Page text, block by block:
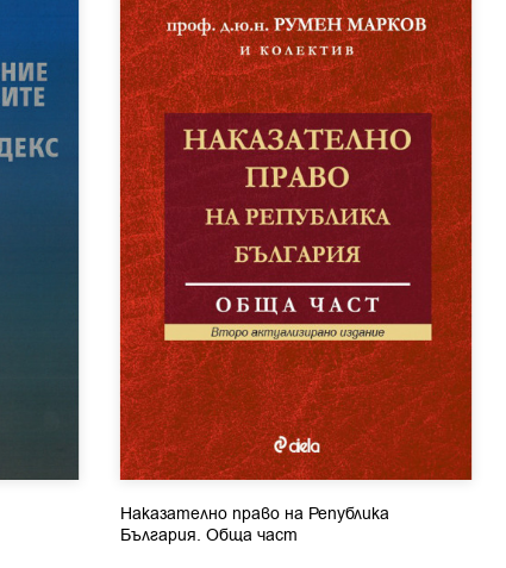
Наказателно право на Република
България. Обща част